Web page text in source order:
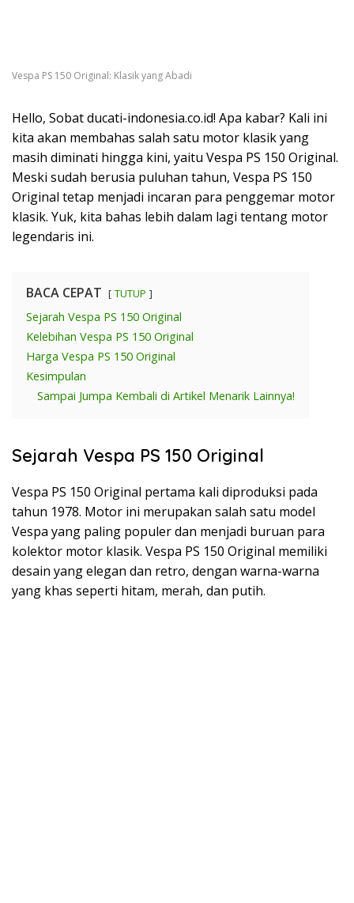
Vespa PS 150 Original: Klasik yang Abadi
Hello, Sobat ducati-indonesia.co.id! Apa kabar? Kali ini
kita akan membahas salah satu motor klasik yang
masih diminati hingga kini, yaitu Vespa PS 150 Original.
Meski sudah berusia puluhan tahun, Vespa PS 150
Original tetap menjadi incaran para penggemar motor
klasik. Yuk, kita bahas lebih dalam lagi tentang motor
legendaris ini.
BACA CEPAT TUTUP
Sejarah Vespa PS 150 Original
Kelebihan Vespa PS 150 Original
Harga Vespa PS 150 Original
Kesimpulan
Sampai Jumpa Kembali di Artikel Menarik Lainnya!
Sejarah Vespa PS 150 Original
Vespa PS 150 Original pertama kali diproduksi pada
tahun 1978. Motor ini merupakan salah satu model
Vespa yang paling populer dan menjadi buruan para
kolektor motor klasik. Vespa PS 150 Original memiliki
desain yang elegan dan retro, dengan warna-warna
yang khas seperti hitam, merah, dan putih.